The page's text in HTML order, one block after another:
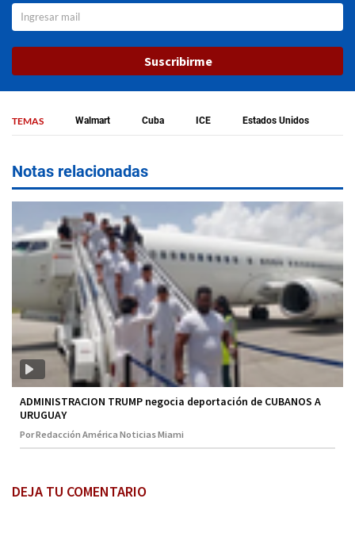
Suscribirme
TEMAS Walmart Cuba ICE Estados Unidos
Notas relacionadas
ADMINISTRACION TRUMP negocia deportación de CUBANOS A
URUGUAY
Por Redacción América Noticias Miami
DEJA TU COMENTARIO